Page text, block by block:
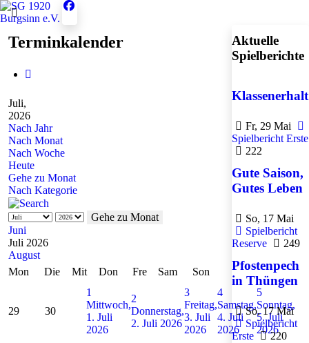
Terminkalender
Juli,
2026
Nach Jahr
Nach Monat
Nach Woche
Heute
Gehe zu Monat
Nach Kategorie
Gehe zu Monat
Juni
Juli 2026
August
Mon
Die Mit Don Fre Sam Son
29 30
1
Mittwoch,
1. Juli
2026
2
Donnerstag,
2. Juli 2026
3
Freitag,
3. Juli
2026
4
Samstag,
4. Juli
2026
5
Sonntag,
5. Juli
2026
Aktuelle
Spielberichte
Fr, 29 Mai
Spielbericht Erste
222
Gute Saison,
Gutes Leben
So, 17 Mai
Spielbericht
Reserve
249
Pfostenpech
in Thüngen
So, 17 Mai
Spielbericht
Erste
220